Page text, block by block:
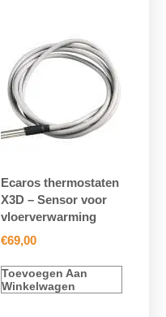
Ecaros thermostaten
X3D – Sensor voor
vloerverwarming
€69,00
Toevoegen Aan
Winkelwagen